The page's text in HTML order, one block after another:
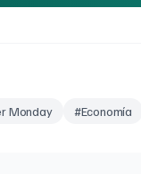
Monday #Economía